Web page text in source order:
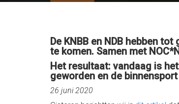
De KNBB en NDB hebben
te komen. Samen met
Het resultaat: vandaag is
geworden en de
26 juni 2020